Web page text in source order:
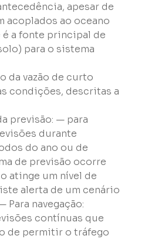
apesar de
acoplados ao oceano
a fonte principal de
para o sistema
da vazão de curto
condições, descritas a
previsão: — para
durante
do ano ou de
de previsão ocorre
atinge um nível de
alerta de um cenário
Para navegação:
contínuas que
de permitir o tráfego